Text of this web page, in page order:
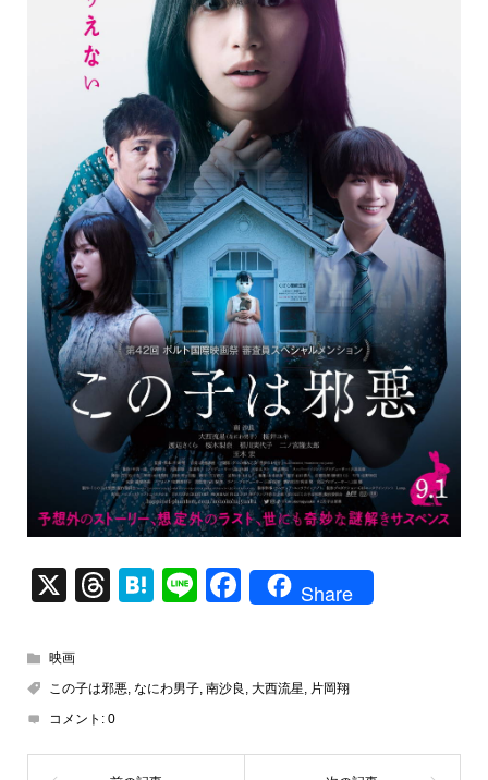
X T
a
d
s
H
n
Li F
e
o
Share
映画
この子は邪悪, なにわ男子, 南沙良 大西流星
片岡翔
コメント: 0